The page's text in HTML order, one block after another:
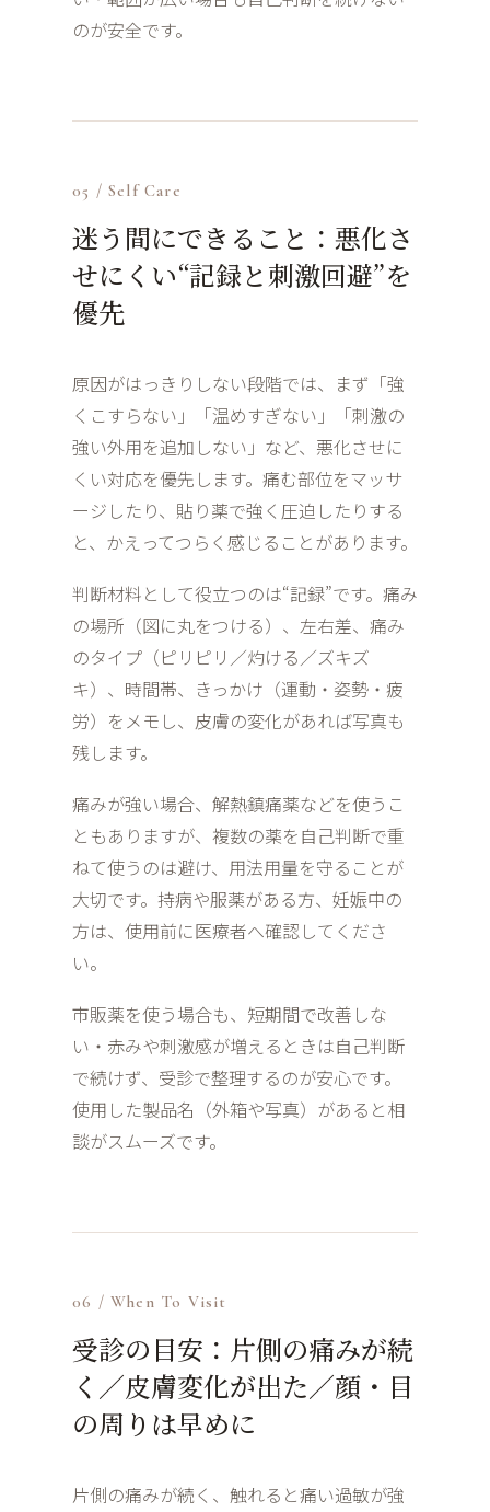
のが安全です。
05 / Self Care
迷う間にできること：悪化さ
せにくい“記録と刺激回避”を
優先
原因がはっきりしない段階では、まず「強
くこすらない」「温めすぎない」「刺激の
強い外用を追加しない」など、悪化させに
くい対応を優先します。痛む部位をマッサ
ージしたり、貼り薬で強く圧迫したりする
と、かえってつらく感じることがあります。
判断材料として役立つのは“記録”です。痛み
の場所（図に丸をつける）、左右差、痛み
のタイプ（ピリピリ／灼ける／ズキズ
キ）、時間帯、きっかけ（運動・姿勢・疲
労）をメモし、皮膚の変化があれば写真も
残します。
痛みが強い場合、解熱鎮痛薬などを使うこ
ともありますが、複数の薬を自己判断で重
ねて使うのは避け、用法用量を守ることが
大切です。持病や服薬がある方、妊娠中の
方は、使用前に医療者へ確認してくださ
い。
市販薬を使う場合も、短期間で改善しな
い・赤みや刺激感が増えるときは自己判断
で続けず、受診で整理するのが安心です。
使用した製品名（外箱や写真）があると相
談がスムーズです。
06 / When To Visit
受診の目安：片側の痛みが続
く／皮膚変化が出た／顔・目
の周りは早めに
片側の痛みが続く、触れると痛い過敏が強